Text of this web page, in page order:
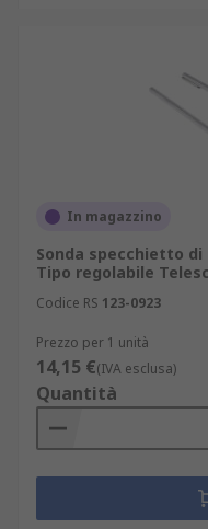
In magazzino
Sonda specchietto di
Tipo regolabile
Codice RS 123-0923
Prezzo per 1 unità
14,15 €(IVA esclusa)
Quantità